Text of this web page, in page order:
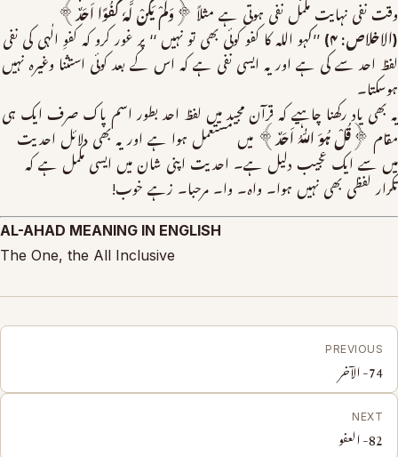
وقت نفی نہایت مکمل نفی ہوتی ہے مثلاً ﴿وَلَمْ یَکُنْ لَّہٗ کُفُوًا اَحَدٌ﴾
(الاخلاص: ۴)
’’کہو اللہ کا کفو کوئی بھی تو نہیں ‘‘ پر غور کرو کہ کفوِ الٰہی کی نفی
لفظ احد سے کی ہے اور یہ ایسی نفی ہے کہ اس کے بعد کوئی استثنا وغیرہ نہیں
ہوسکتا۔
یہ بھی یاد رکھنا چاہیے کہ قرآن مجید میں لفظ احد بطور اسم پاک صرف ایک ہی
مقام ﴿قُلْ ہُوَ اللّٰہُ اَحَدٌ﴾ میں مستعمل ہوا ہے اور یہ بھی دلائل احدیت
میں سے ایک عجیب دلیل ہے۔ احدیت اپنی شان میں ایسی مکمل ہے کہ
تکرار لفظی بھی نہیں ہوا۔ واہ۔ وا۔ مرحبا۔ زہے خوب!
AL-AHAD MEANING IN ENGLISH
The One, the All Inclusive
PREVIOUS
74- الآخر
NEXT
82- العفو